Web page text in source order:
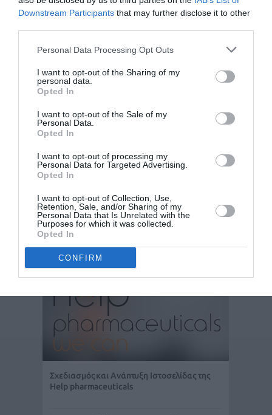
Downstream Participants that may further disclose it to other
Personal Data Processing Opt Outs
I want to opt-out of the Sharing of my
personal data.
Opted In
I want to opt-out of the Sale of my
Personal Data.
Opted In
I want to opt-out of processing my
Personal Data for Targeted Advertising.
Opted In
I want to opt-out of Collection, Use,
Retention, Sale, and/or Sharing of my
Personal Data that Is Unrelated with the
Purposes for which it was collected.
Opted In
CONFIRM
Σχεδιασμός Ανάπτυξη & Υλοποίηση
Η Intros.gr σχεδίασε και ανέπτυξε την καινούργια
Σχεδιασμός & υλοποίηση ιστοσελίδων
Σχεδιασμός και Ανάπτυξη Ιστοσελίδας της
Help pharmaceuticals